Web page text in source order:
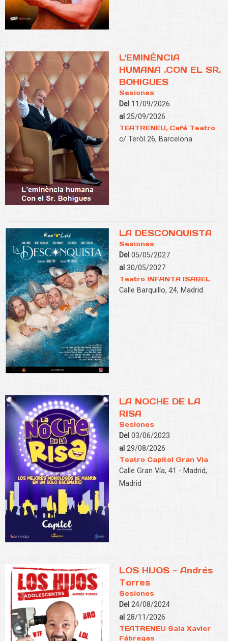
L'EMINÈNCIA
HUMANA .CON EL SR.
BOHIGUES
Sesiones
Del 11/09/2026
al 25/09/2026
TEATRENEU, Café Teatro
c/ Teròl 26, Barcelona
LA DESCONQUISTA
Sesiones
Del 05/05/2027
al 30/05/2027
Teatro INFANTA ISABEL
Calle Barquillo, 24, Madrid
LA NOCHE DE LA
RISA
Sesiones
Del 03/06/2023
al 29/08/2026
Teatro Capitol Gran Via
Calle Gran Vía, 41 - Madrid,
Madrid
LOS HIJOS - Andrés
Torres
Sesiones
Del 24/08/2024
al 28/11/2026
TEATRENEU Sala Xavier
Fábregas